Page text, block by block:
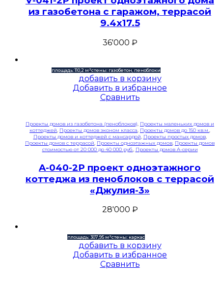
из газобетона с гаражом, террасой
9.4х17.5
36'000 ₽
площадь: 110,2 м²стены: газобетон, пеноблоки
добавить в корзину
Добавить в избранное
Сравнить
Проекты домов из газобетона (пеноблоков), Проекты маленьких домов и
коттеджей, Проекты домов эконом класса, Проекты домов до 150 кв.м.,
Проекты домов и коттеджей с мансардой, Проекты простых домов,
Проекты домов с террасой, Проекты одноэтажных домов, Проекты домов
стоимостью от 20 000 до 40 000 руб., Проекты домов A-серии
A-040-2P проект одноэтажного
коттеджа из пеноблоков с террасой
«Джулия-3»
28'000 ₽
площадь: 307,95 м²стены: каркас
добавить в корзину
Добавить в избранное
Сравнить